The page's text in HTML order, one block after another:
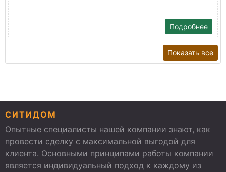
Подробнее
Показать все
СИТИДОМ
Опытные специалисты нашей компании знают, как
провести сделку с максимальной выгодой для
клиента. Основными принципами работы компании
является индивидуальный подход к каждому из